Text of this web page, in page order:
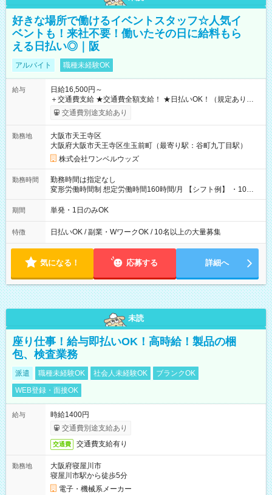
好きな場所で働けるイベントスタッフ☆人気イ
ベントも！来社不要！働いたその日に給料もら
える日払い◎｜阪
アルバイト 職種未経験OK
給与
日給16,500円～
＋交通費支給 ★交通費全額支給！ ★日払いOK！（規定あり） ┗
働いたその日に現金GET♪ お仕事後はコンビニATMから 日払
交通費別途支給あり
勤務地
大阪市天王寺区
大阪府大阪市天王寺区生玉前町（最寄り駅：谷町九丁目駅）
株式会社ワンベルウッズ
勤務時間
勤務時間は指定なし
変形労働時間制 想定労働時間160時間/月 【シフト例】 ・10：
00～20：00
期間 単発・1日のみOK
特徴 日払いOK / 副業・WワークOK / 10名以上の大量募集
気になる！ 応募する 詳細へ
未読
座り仕事！給与即払いOK！高時給！製品の梱
包、検査業務
派遣 職種未経験OK 社会人未経験OK
ブランクOK
WEB登録・面接OK
給与
時給1400円
交通費別途支給あり
交通費 交通費支給有り
勤務地
大阪府寝屋川市
寝屋川市駅から徒歩5分
電子・機械系メーカー